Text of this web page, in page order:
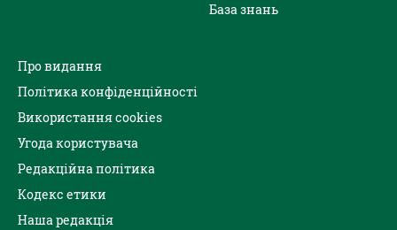
База знань
Про видання
Політика конфіденційності
Використання cookies
Угода користувача
Редакційна політика
Кодекс етики
Наша редакція